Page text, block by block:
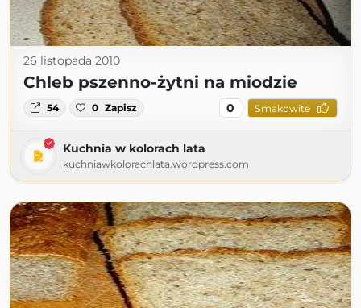
26 listopada 2010
Chleb pszenno-żytni na miodzie
54 0 Zapisz 0 Smakowite
Kuchnia w kolorach lata
kuchniawkolorachlata.wordpress.com